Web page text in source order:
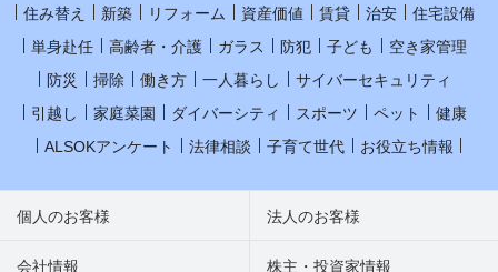
住み替え 新築 リフォーム 資産価値 賃貸 治安
住宅設備
単身赴任
高齢者・介護 ガラス 防犯 子ども
空き家管理
防災
掃除 働き方 一人暮らし
サイバーセキュリティ
引越し
家庭菜園 ダイバーシティ スポーツ ペット
健康
ALSOKアンケート
法律相談 子育て世代 お役立ち情報
個人のお客様 法人のお客様
会社情報 株主・投資家情報